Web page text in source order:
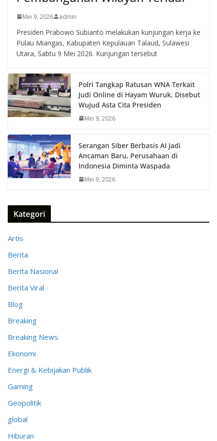
Mei 9, 2026 admin
Presiden Prabowo Subianto melakukan kunjungan kerja ke
Pulau Miangas, Kabupaten Kepulauan Talaud, Sulawesi
Utara, Sabtu 9 Mei 2026. Kunjungan tersebut
Polri Tangkap Ratusan WNA Terkait
Judi Online di Hayam Wuruk, Disebut
Wujud Asta Cita Presiden
Mei 9, 2026
Serangan Siber Berbasis AI Jadi
Ancaman Baru, Perusahaan di
Indonesia Diminta Waspada
Mei 9, 2026
Kategori
Artis
Berita
Berita Nasional
Berita Viral
Blog
Breaking
Breaking News
Ekonomi
Energi & Kebijakan Publik
Gaming
Geopolitik
global
Hiburan